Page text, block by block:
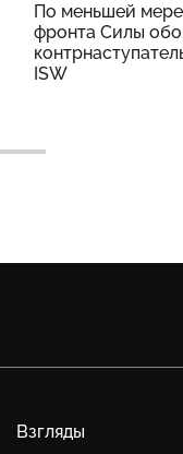
По меньшей мере
фронта Силы
ISW
Взгляды